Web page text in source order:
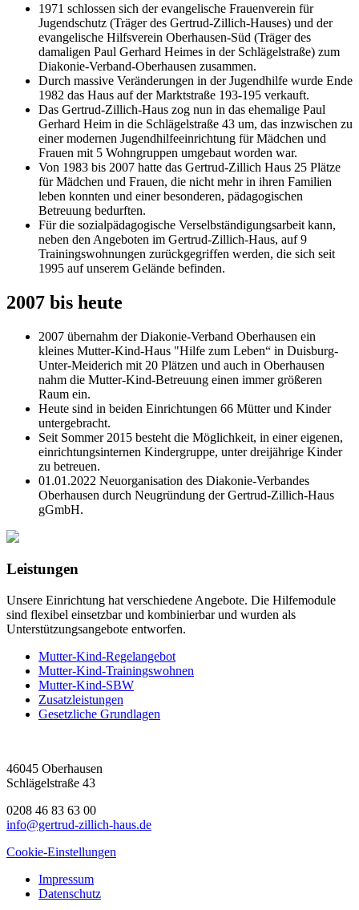
1971 schlossen sich der evangelische Frauenverein für
Jugendschutz (Träger des Gertrud-Zillich-Hauses) und der
evangelische Hilfsverein Oberhausen-Süd (Träger des
damaligen Paul Gerhard Heimes in der Schlägelstraße) zum
Diakonie-Verband-Oberhausen zusammen.
Durch massive Veränderungen in der Jugendhilfe wurde Ende
1982 das Haus auf der Marktstraße 193-195 verkauft.
Das Gertrud-Zillich-Haus zog nun in das ehemalige Paul
Gerhard Heim in die Schlägelstraße 43 um, das inzwischen zu
einer modernen Jugendhilfeeinrichtung für Mädchen und
Frauen mit 5 Wohngruppen umgebaut worden war.
Von 1983 bis 2007 hatte das Gertrud-Zillich Haus 25 Plätze
für Mädchen und Frauen, die nicht mehr in ihren Familien
leben konnten und einer besonderen, pädagogischen
Betreuung bedurften.
Für die sozialpädagogische Verselbständigungsarbeit kann,
neben den Angeboten im Gertrud-Zillich-Haus, auf 9
Trainingswohnungen zurückgegriffen werden, die sich seit
1995 auf unserem Gelände befinden.
2007 bis heute
2007 übernahm der Diakonie-Verband Oberhausen ein
kleines Mutter-Kind-Haus "Hilfe zum Leben“ in Duisburg-
Unter-Meiderich mit 20 Plätzen und auch in Oberhausen
nahm die Mutter-Kind-Betreuung einen immer größeren
Raum ein.
Heute sind in beiden Einrichtungen 66 Mütter und Kinder
untergebracht.
Seit Sommer 2015 besteht die Möglichkeit, in einer eigenen,
einrichtungsinternen Kindergruppe, unter dreijährige Kinder
zu betreuen.
01.01.2022 Neuorganisation des Diakonie-Verbandes
Oberhausen durch Neugründung der Gertrud-Zillich-Haus
gGmbH.
Leistungen
Unsere Einrichtung hat verschiedene Angebote. Die Hilfemodule
sind flexibel einsetzbar und kombinierbar und wurden als
Unterstützungsangebote entworfen.
Mutter-Kind-Regelangebot
Mutter-Kind-Trainingswohnen
Mutter-Kind-SBW
Zusatzleistungen
Gesetzliche Grundlagen
46045 Oberhausen
Schlägelstraße 43
0208 46 83 63 00
info@gertrud-zillich-haus.de
Cookie-Einstellungen
Impressum
Datenschutz